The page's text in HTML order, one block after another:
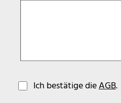
Ich bestätige dieAGB.